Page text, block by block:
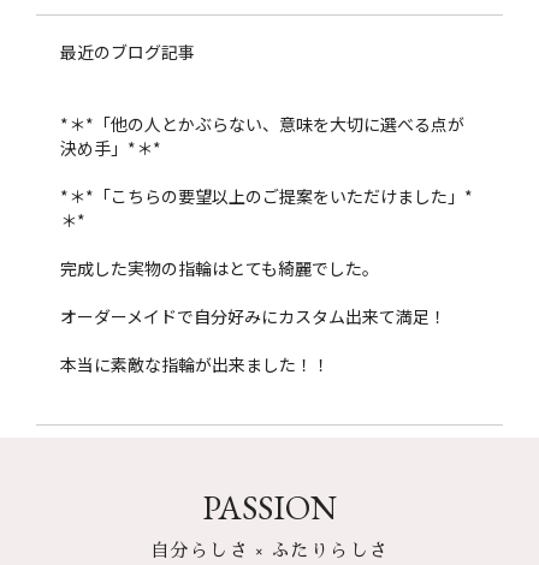
最近のブログ記事
*＊*「他の人とかぶらない、意味を大切に選べる点が
決め手」*＊*
*＊*「こちらの要望以上のご提案をいただけました」*
＊*
完成した実物の指輪はとても綺麗でした。
オーダーメイドで自分好みにカスタム出来て満足！
本当に素敵な指輪が出来ました！！
PASSION
自分らしさ × ふたりらしさ